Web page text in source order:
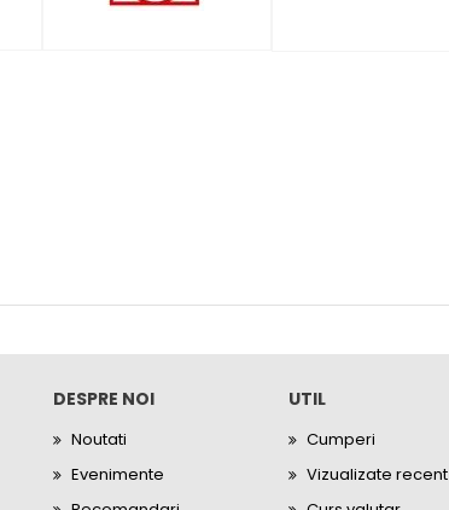
DESPRE NOI
Noutati
Evenimente
UTIL
Cumperi
Vizualizate recent